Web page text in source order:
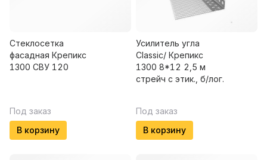
Стеклосетка
фасадная Крепикс
1300 СВУ 120
Под заказ
В корзину
Усилитель угла
Classic/ Крепикс
1300 8*12 2,5 м
стрейч с этик., б/лог.
Под заказ
В корзину